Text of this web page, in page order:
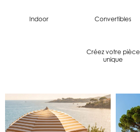
Indoor Convertibles
Créez votre pièce
unique